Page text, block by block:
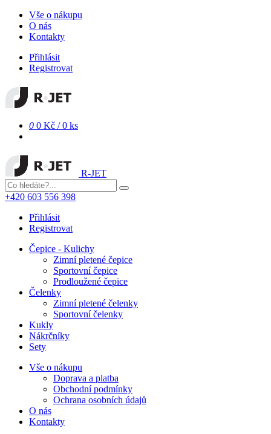
Vše o nákupu
O nás
Kontakty
Přihlásit
Registrovat
0 0 Kč /0 ks
R-JET
+420 603 556 398
Přihlásit
Registrovat
Čepice - Kulichy
Zimní pletené čepice
Sportovní čepice
Prodloužené čepice
Čelenky
Zimní pletené čelenky
Sportovní čelenky
Kukly
Nákrčníky
Sety
Vše o nákupu
Doprava a platba
Obchodní podmínky
Ochrana osobních údajů
O nás
Kontakty